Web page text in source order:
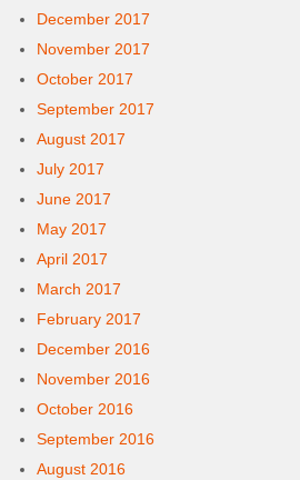
December 2017
November 2017
October 2017
September 2017
August 2017
July 2017
June 2017
May 2017
April 2017
March 2017
February 2017
December 2016
November 2016
October 2016
September 2016
August 2016